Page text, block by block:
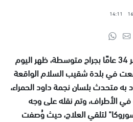
14:11
أصيب شاب يبلغ من العمر 34 عامًا بجراح متوسطة، ظهر اليوم
وقعت في بلدة شقيب السلام الواقعة
به متحدث بلسان نجمة داود الحمراء،
الأطراف، وتم نقله على وجه
لتلقي العلاج، حيث وُصفت